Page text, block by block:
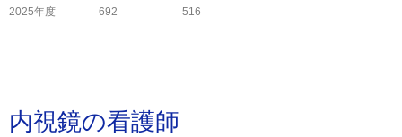
2025年度 692 516
内視鏡の看護師